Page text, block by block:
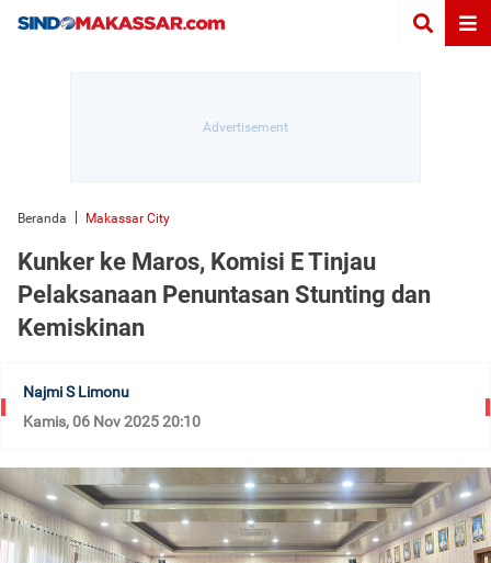
Beranda Makassar City
Kunker ke Maros, Komisi E Tinjau
Pelaksanaan Penuntasan Stunting dan
Kemiskinan
Najmi S Limonu
Kamis, 06 Nov 2025 20:10